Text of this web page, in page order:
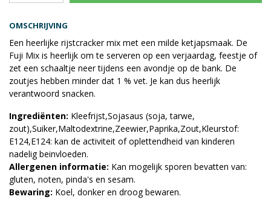
OMSCHRIJVING
Een heerlijke rijstcracker mix met een milde ketjapsmaak. De
Fuji Mix is heerlijk om te serveren op een verjaardag, feestje of
zet een schaaltje neer tijdens een avondje op de bank. De
zoutjes hebben minder dat 1 % vet. Je kan dus heerlijk
verantwoord snacken.
Ingrediënten: Kleefrijst,Sojasaus (soja, tarwe,
zout),Suiker,Maltodextrine,Zeewier,Paprika,Zout,Kleurstof:
E124,E124: kan de activiteit of oplettendheid van kinderen
nadelig beinvloeden.
Allergenen informatie: Kan mogelijk sporen bevatten van:
gluten, noten, pinda's en sesam.
Bewaring: Koel, donker en droog bewaren.